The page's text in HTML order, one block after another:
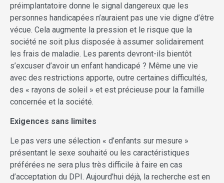
préimplantatoire donne le signal dangereux que les
personnes handicapées n’auraient pas une vie digne d’être
vécue. Cela augmente la pression et le risque que la
société ne soit plus disposée à assumer solidairement
les frais de maladie. Les parents devront-ils bientôt
s’excuser d’avoir un enfant handicapé ? Même une vie
avec des restrictions apporte, outre certaines difficultés,
des « rayons de soleil » et est précieuse pour la famille
concernée et la société.
Exigences sans limites
Le pas vers une sélection « d’enfants sur mesure »
présentant le sexe souhaité ou les caractéristiques
préférées ne sera plus très difficile à faire en cas
d’acceptation du DPI. Aujourd’hui déjà, la recherche est en